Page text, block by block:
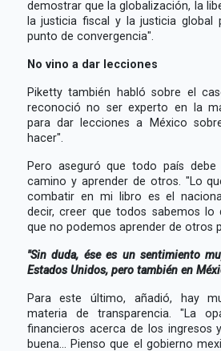
demostrar que la globalización, la
la justicia fiscal y la justicia global
punto de convergencia".
No vino a dar lecciones
Piketty también habló sobre el
reconoció no ser experto en la
para dar lecciones a México
hacer".
Pero aseguró que todo país
camino y aprender de otros. "Lo
combatir en mi libro es el
decir, creer que todos sabemos lo
que no podemos aprender de otros
"Sin duda, ése es un sentimiento
Estados Unidos, pero también en
Para este último, añadió, hay
materia de transparencia. "La
financieros acerca de los ingresos
buena... Pienso que el gobierno